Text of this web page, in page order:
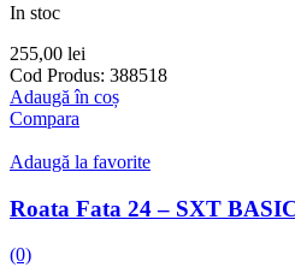
In stoc
255,00 lei
Cod Produs: 388518
Adaugă în coș
Compara
Adaugă la favorite
Roata Fata 24 – SXT
(0)